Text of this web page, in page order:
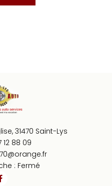
31470 Saint-Lys
12 88 09
: Fermé